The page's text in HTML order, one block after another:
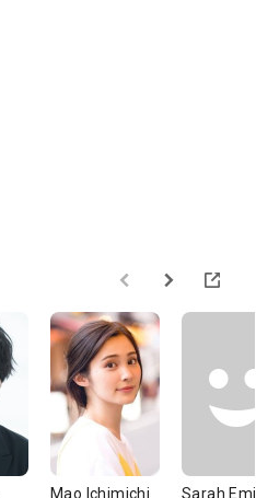
Mao Ichimichi Sarah Emi